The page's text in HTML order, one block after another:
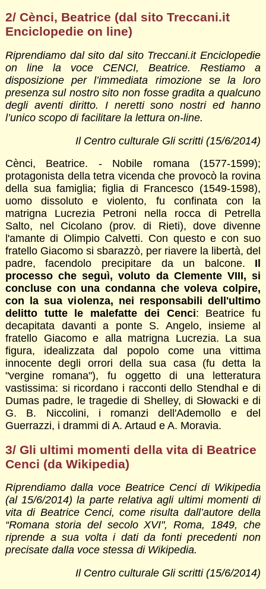
2/ Cènci, Beatrice (dal sito Treccani.it
Enciclopedie on line)
Riprendiamo dal sito dal sito Treccani.it Enciclopedie
on line la voce CENCI, Beatrice. Restiamo a
disposizione per l’immediata rimozione se la loro
presenza sul nostro sito non fosse gradita a qualcuno
degli aventi diritto. I neretti sono nostri ed hanno
l’unico scopo di facilitare la lettura on-line.
Il Centro culturale Gli scritti (15/6/2014)
Cènci, Beatrice. - Nobile romana (1577-1599);
protagonista della tetra vicenda che provocò la rovina
della sua famiglia; figlia di Francesco (1549-1598),
uomo dissoluto e violento, fu confinata con la
matrigna Lucrezia Petroni nella rocca di Petrella
Salto, nel Cicolano (prov. di Rieti), dove divenne
l'amante di Olimpio Calvetti. Con questo e con suo
fratello Giacomo si sbarazzò, per riavere la libertà, del
padre, facendolo precipitare da un balcone. Il
processo che seguì, voluto da Clemente VIII, si
concluse con una condanna che voleva colpire,
con la sua violenza, nei responsabili dell'ultimo
delitto tutte le malefatte dei Cenci: Beatrice fu
decapitata davanti a ponte S. Angelo, insieme al
fratello Giacomo e alla matrigna Lucrezia. La sua
figura, idealizzata dal popolo come una vittima
innocente degli orrori della sua casa (fu detta la
"vergine romana"), fu oggetto di una letteratura
vastissima: si ricordano i racconti dello Stendhal e di
Dumas padre, le tragedie di Shelley, di Słowacki e di
G. B. Niccolini, i romanzi dell'Ademollo e del
Guerrazzi, i drammi di A. Artaud e A. Moravia.
3/ Gli ultimi momenti della vita di Beatrice
Cenci (da Wikipedia)
Riprendiamo dalla voce Beatrice Cenci di Wikipedia
(al 15/6/2014) la parte relativa agli ultimi momenti di
vita di Beatrice Cenci, come risulta dall’autore della
“Romana storia del secolo XVI", Roma, 1849, che
riprende a sua volta i dati da fonti precedenti non
precisate dalla voce stessa di Wikipedia.
Il Centro culturale Gli scritti (15/6/2014)